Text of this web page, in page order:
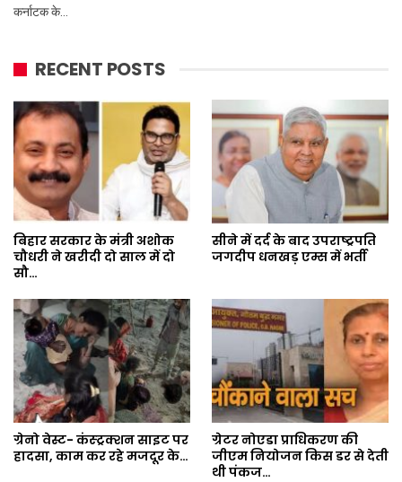
कर्नाटक के…
RECENT POSTS
बिहार सरकार के मंत्री अशोक
चौधरी ने खरीदी दो साल में दो
सौ…
सीने में दर्द के बाद उपराष्ट्रपति
जगदीप धनखड़ एम्स में भर्ती
ग्रेनो वेस्ट- कंस्ट्रक्शन साइट पर
हादसा, काम कर रहे मजदूर के…
ग्रेटर नोएडा प्राधिकरण की
जीएम नियोजन किस डर से देती
थी पंकज…